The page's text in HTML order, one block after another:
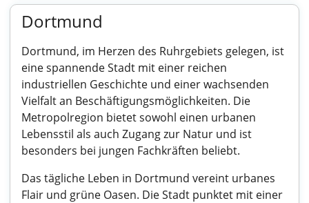
Dortmund
Dortmund, im Herzen des Ruhrgebiets gelegen, ist
eine spannende Stadt mit einer reichen
industriellen Geschichte und einer wachsenden
Vielfalt an Beschäftigungsmöglichkeiten. Die
Metropolregion bietet sowohl einen urbanen
Lebensstil als auch Zugang zur Natur und ist
besonders bei jungen Fachkräften beliebt.
Das tägliche Leben in Dortmund vereint urbanes
Flair und grüne Oasen. Die Stadt punktet mit einer